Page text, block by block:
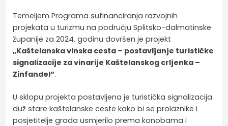
Temeljem Programa sufinanciranja razvojnih
projekata u turizmu na području Splitsko-dalmatinske
županije za 2024. godinu dovršen je projekt
„Kaštelanska vinska cesta – postavljanje turističke
signalizacije za vinarije Kaštelanskog crljenka –
Zinfandel“.
U sklopu projekta postavljena je turistička signalizacija
duž stare kaštelanske ceste kako bi se prolaznike i
posjetitelje grada usmjerilo prema konobama i